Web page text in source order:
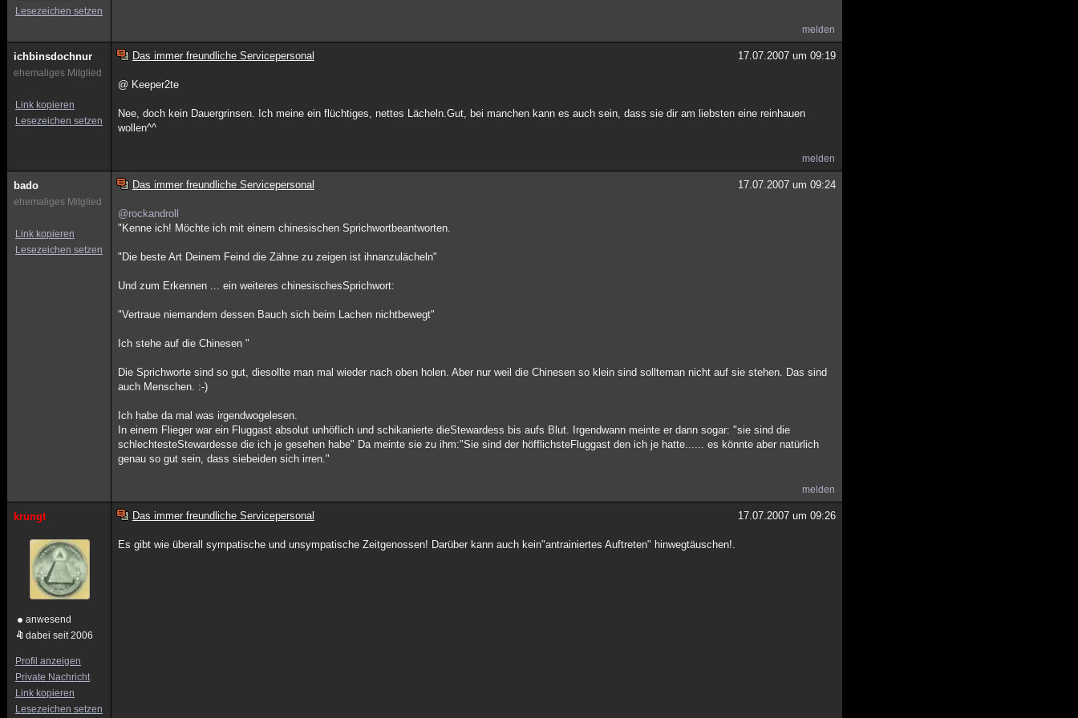
Lesezeichen setzen
melden
ichbinsdochnur
ehemaliges Mitglied
Link kopieren
Lesezeichen setzen
Das immer freundliche Servicepersonal 17.07.2007 um 09:19
@ Keeper2te
Nee, doch kein Dauergrinsen. Ich meine ein flüchtiges, nettes Lächeln.Gut, bei manchen kann es auch sein, dass sie dir am liebsten eine reinhauen
wollen^^
melden
bado
ehemaliges Mitglied
Link kopieren
Lesezeichen setzen
Das immer freundliche Servicepersonal 17.07.2007 um 09:24
@rockandroll
"Kenne ich! Möchte ich mit einem chinesischen Sprichwortbeantworten.
"Die beste Art Deinem Feind die Zähne zu zeigen ist ihnanzulächeln"
Und zum Erkennen ... ein weiteres chinesischesSprichwort:
"Vertraue niemandem dessen Bauch sich beim Lachen nichtbewegt"
Ich stehe auf die Chinesen "
Die Sprichworte sind so gut, diesollte man mal wieder nach oben holen. Aber nur weil die Chinesen so klein sind sollteman nicht auf sie stehen. Das sind
auch Menschen. :-)
Ich habe da mal was irgendwogelesen.
In einem Flieger war ein Fluggast absolut unhöflich und schikanierte dieStewardess bis aufs Blut. Irgendwann meinte er dann sogar: "sie sind die
schlechtesteStewardesse die ich je gesehen habe" Da meinte sie zu ihm:"Sie sind der höfflichsteFluggast den ich je hatte...... es könnte aber natürlich
genau so gut sein, dass siebeiden sich irren."
melden
krungt
anwesend
dabei seit 2006
Profil anzeigen
Private Nachricht
Link kopieren
Lesezeichen setzen
Das immer freundliche Servicepersonal 17.07.2007 um 09:26
Es gibt wie überall sympatische und unsympatische Zeitgenossen! Darüber kann auch kein"antrainiertes Auftreten" hinwegtäuschen!.